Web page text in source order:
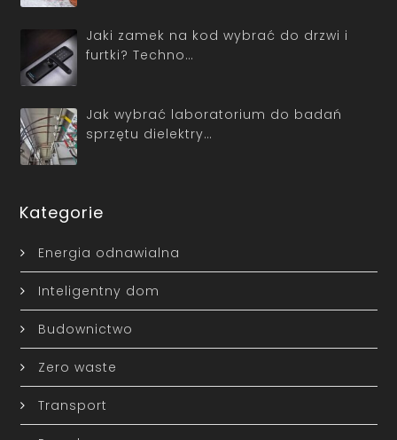
Jaki zamek na kod wybrać do drzwi i
furtki? Techno…
Jak wybrać laboratorium do badań
sprzętu dielektry…
Kategorie
Energia odnawialna
Inteligentny dom
Budownictwo
Zero waste
Transport